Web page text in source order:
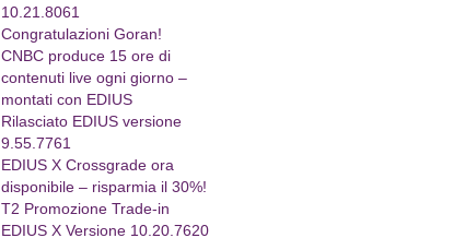
10.21.8061
Congratulazioni Goran!
CNBC produce 15 ore di
contenuti live ogni giorno –
montati con EDIUS
Rilasciato EDIUS versione
9.55.7761
EDIUS X Crossgrade ora
disponibile – risparmia il 30%!
T2 Promozione Trade-in
EDIUS X Versione 10.20.7620